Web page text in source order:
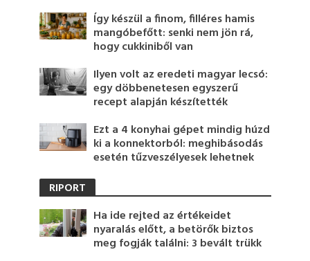
Így készül a finom, filléres hamis
mangóbefőtt: senki nem jön rá,
hogy cukkiniből van
Ilyen volt az eredeti magyar lecsó:
egy döbbenetesen egyszerű
recept alapján készítették
Ezt a 4 konyhai gépet mindig húzd
ki a konnektorból: meghibásodás
esetén tűzveszélyesek lehetnek
RIPORT
Ha ide rejted az értékeidet
nyaralás előtt, a betörők biztos
meg fogják találni: 3 bevált trükk